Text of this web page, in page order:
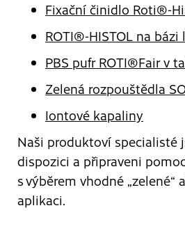
Fixační činidlo Roti®-
ROTI®-HISTOL na
PBS pufr ROTI®Fair v
Zelená rozpouštědla
Iontové kapaliny
Naši produktoví specialisté
dispozici a připraveni
s výběrem vhodné „zelené“
aplikaci.